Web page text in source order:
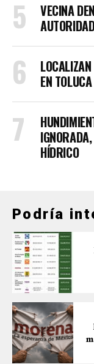
VECINA
EN TOLUCA
HÍDRICO
Podría